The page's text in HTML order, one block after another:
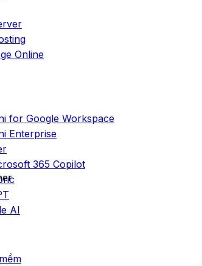
Online
for Google Workspace
Enterprise
365 Copilot
AI